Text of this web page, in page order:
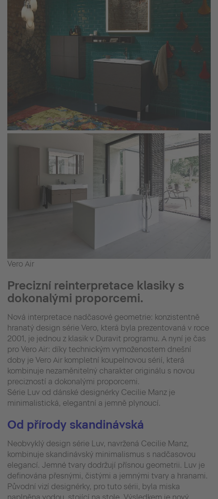
Vero Air
Precizní reinterpretace klasiky s
dokonalými proporcemi.
Nová interpretace nadčasové geometrie: konzistentně
hranatý design série Vero, která byla prezentovaná v roce
2001, je jednou z klasik v Duravit programu. A nyní je čas
pro Vero Air: díky technickým vymoženostem dnešní
doby je Vero Air kompletní koupelnovou sérií, která
kombinuje nezaměnitelný charakter originálu s novou
precizností a dokonalými proporcemi.
Série Luv od dánské designérky Cecilie Manz je
minimalistická, elegantní a jemně plynoucí.
Od přírody skandinávská
Neobvyklý design série Luv, navržená Cecilie Manz,
kombinuje skandinávský minimalismus s nadčasovou
elegancí. Jemné tvary dodržují přísnou geometrii. Luv je
definována přesnými, čistými a jemnými tvary a hranami.
Původní vizí designérky, pro tuto sérii, byla miska
naplněna vodou, stojící na stole. Výsledkem je nový